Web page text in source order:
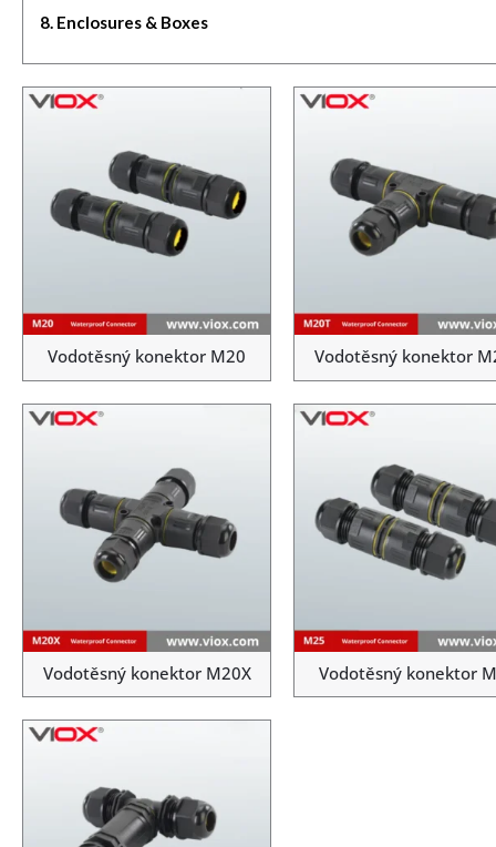
8. Enclosures & Boxes
Vodotěsný konektor M20 Vodotěsný konektor
Vodotěsný konektor M20X Vodotěsný konektor